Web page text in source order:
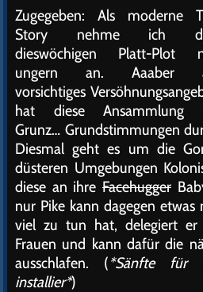
Zugegeben: Als moderne
Story nehme ich
dieswöchigen Platt-Plot
ungern an. Aaaber
vorsichtiges
hat diese Ansammlung
Grunz… Grundstimmungen
Diesmal geht es um die
düsteren Umgebungen
diese an ihre Facehugger
nur Pike kann dagegen
viel zu tun hat, delegiert er
Frauen und kann dafür die
ausschlafen. (*Sänfte für
installier*)